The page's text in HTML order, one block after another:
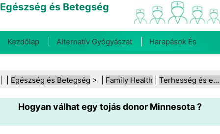
Egészség és Betegség
Kezdőlap Alternatív Gyógyászat Harapások És
Fogegészség Diéta És Táplálkozás Családi
Egészség Egészségügyi Ágazat Mentális Egészség
Közegészségügy És Biztonság Sebészet És
Egészség és Betegség > | Family Health Terhesség és egészség
Hogyan válhat egy tojás donor Minnesota ?